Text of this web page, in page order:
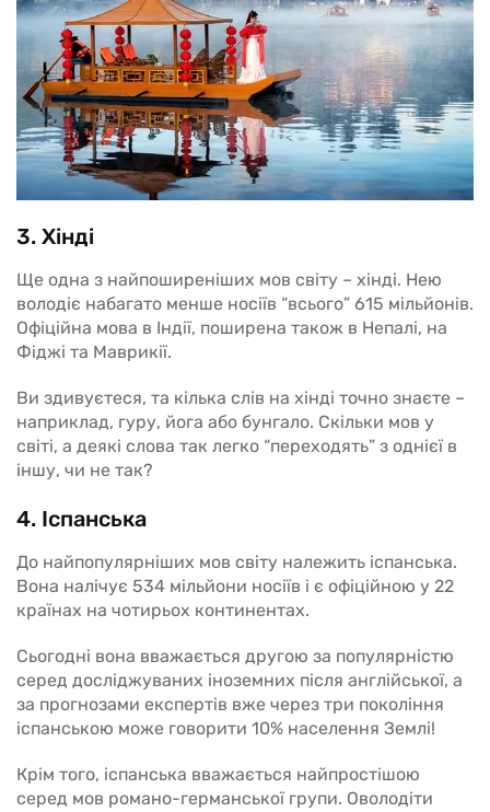
3. Хінді
Ще одна з найпоширеніших мов світу – хінді. Нею
володіє набагато менше носіїв “всього” 615 мільйонів.
Офіційна мова в Індії, поширена також в Непалі, на
Фіджі та Маврикії.
Ви здивуєтеся, та кілька слів на хінді точно знаєте –
наприклад, гуру, йога або бунгало. Скільки мов у
світі, а деякі слова так легко “переходять” з однієї в
іншу, чи не так?
4. Іспанська
До найпопулярніших мов світу належить іспанська.
Вона налічує 534 мільйони носіїв і є офіційною у 22
країнах на чотирьох континентах.
Сьогодні вона вважається другою за популярністю
серед досліджуваних іноземних після англійської, а
за прогнозами експертів вже через три покоління
іспанською може говорити 10% населення Землі!
Крім того, іспанська вважається найпростішою
серед мов романо-германської групи. Оволодіти